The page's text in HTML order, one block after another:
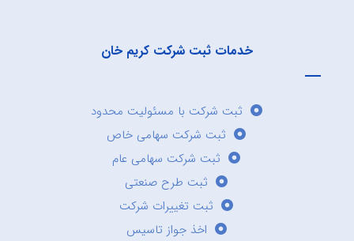
خدمات ثبت شرکت کریم خان
ثبت شرکت با مسئولیت محدود
ثبت شرکت سهامی خاص
ثبت شرکت سهامی عام
ثبت طرح صنعتی
ثبت تغییرات شرکت
اخذ جواز تاسیس